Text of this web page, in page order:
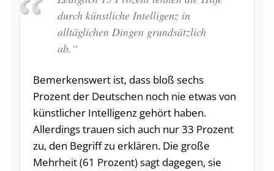
durch künstliche Intelligenz in
alltäglichen Dingen grundsätzlich
ab.“
Bemerkenswert ist, dass bloß sechs
Prozent der Deutschen noch nie etwas von
künstlicher Intelligenz gehört haben.
Allerdings trauen sich auch nur 33 Prozent
zu, den Begriff zu erklären. Die große
Mehrheit (61 Prozent) sagt dagegen, sie